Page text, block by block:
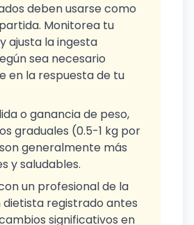
deben usarse como
Monitorea tu
ajusta la ingesta
sea necesario
en la respuesta de tu
o ganancia de peso,
graduales (0.5-1 kg por
generalmente más
y saludables.
un profesional de la
dietista registrado antes
significativos en